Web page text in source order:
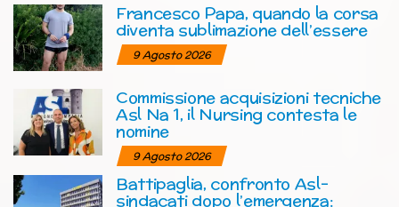
Francesco Papa, quando la corsa
diventa sublimazione dell’essere
9 Agosto 2026
Commissione acquisizioni tecniche
Asl Na 1, il Nursing contesta le
nomine
9 Agosto 2026
Battipaglia, confronto Asl-
sindacati dopo l’emergenza: